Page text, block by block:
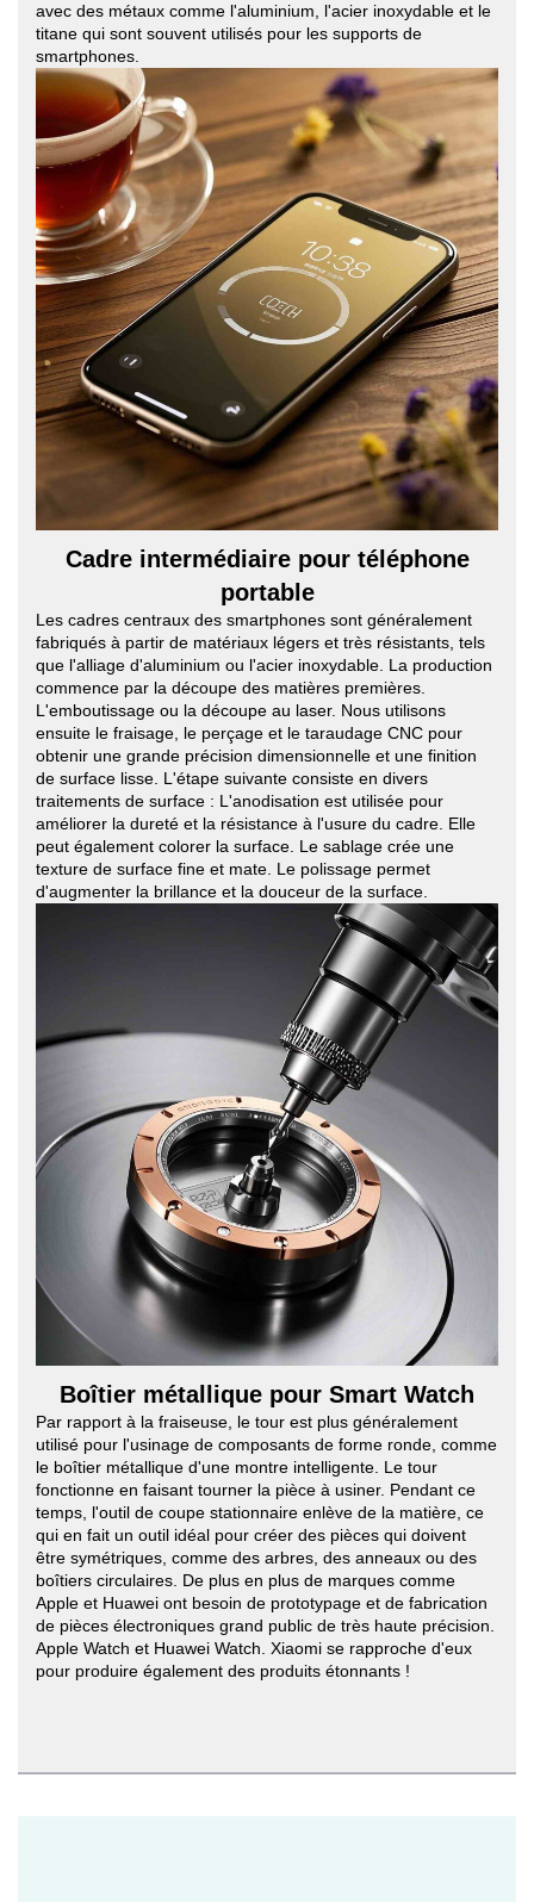
avec des métaux comme l'aluminium, l'acier inoxydable et le
titane qui sont souvent utilisés pour les supports de
smartphones.
Cadre intermédiaire pour téléphone
portable
Les cadres centraux des smartphones sont généralement
fabriqués à partir de matériaux légers et très résistants, tels
que l'alliage d'aluminium ou l'acier inoxydable. La production
commence par la découpe des matières premières.
L'emboutissage ou la découpe au laser. Nous utilisons
ensuite le fraisage, le perçage et le taraudage CNC pour
obtenir une grande précision dimensionnelle et une finition
de surface lisse. L'étape suivante consiste en divers
traitements de surface : L'anodisation est utilisée pour
améliorer la dureté et la résistance à l'usure du cadre. Elle
peut également colorer la surface. Le sablage crée une
texture de surface fine et mate. Le polissage permet
d'augmenter la brillance et la douceur de la surface.
Boîtier métallique pour Smart Watch
Par rapport à la fraiseuse, le tour est plus généralement
utilisé pour l'usinage de composants de forme ronde, comme
le boîtier métallique d'une montre intelligente. Le tour
fonctionne en faisant tourner la pièce à usiner. Pendant ce
temps, l'outil de coupe stationnaire enlève de la matière, ce
qui en fait un outil idéal pour créer des pièces qui doivent
être symétriques, comme des arbres, des anneaux ou des
boîtiers circulaires. De plus en plus de marques comme
Apple et Huawei ont besoin de prototypage et de fabrication
de pièces électroniques grand public de très haute précision.
Apple Watch et Huawei Watch. Xiaomi se rapproche d'eux
pour produire également des produits étonnants !